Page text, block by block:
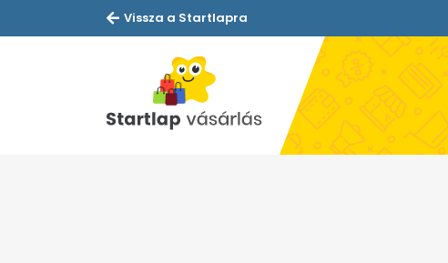
Vissza a Startlapra